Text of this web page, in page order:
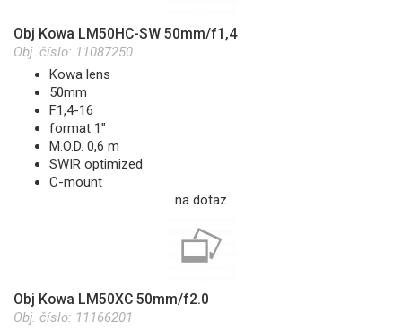
Obj Kowa LM50HC-SW 50mm/f1,4
Obj. číslo: 11087250
Kowa lens
50mm
F1,4-16
format 1"
M.O.D. 0,6 m
SWIR optimized
C-mount
na dotaz
Obj Kowa LM50XC 50mm/f2.0
Obj. číslo: 11166201